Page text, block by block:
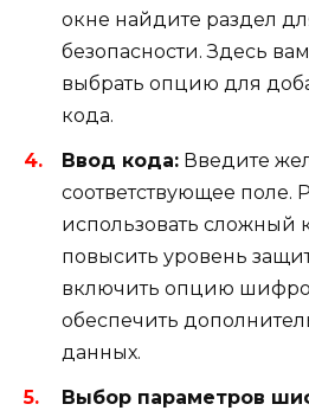
окне найдите раздел
безопасности. Здесь
выбрать опцию для
кода.
Ввод кода: Введите
соответствующее поле.
использовать сложный
повысить уровень
включить опцию
обеспечить
данных.
Выбор параметров